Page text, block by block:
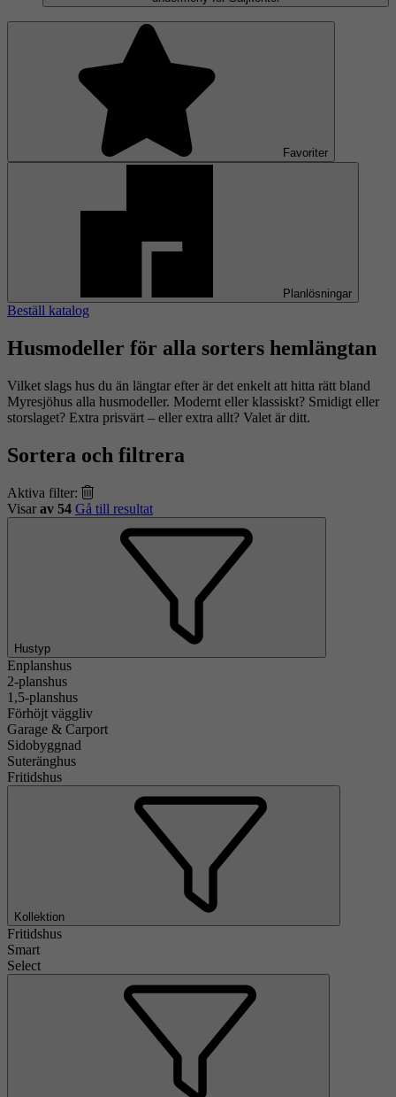
Favoriter
Planlösningar
Beställ katalog
Husmodeller för alla sorters hemlängtan
Vilket slags hus du än längtar efter är det enkelt att hitta rätt bland
Myresjöhus alla husmodeller. Modernt eller klassiskt? Smidigt eller
storslaget? Extra prisvärt – eller extra allt? Valet är ditt.
Sortera och filtrera
Aktiva filter:
Visar av 54 Gå till resultat
Hustyp
Enplanshus
2-planshus
1,5-planshus
Förhöjt väggliv
Garage & Carport
Sidobyggnad
Suteränghus
Fritidshus
Kollektion
Fritidshus
Smart
Select